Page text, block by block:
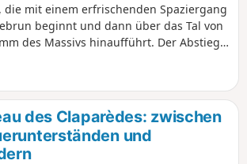
die mit einem erfrischenden Spaziergang
beginnt und dann über das Tal von
des Massivs hinaufführt. Der Abstieg
Landschaften sind wunderschön und
Wanderung begegnet man
aus einer Zeit, als dieses Massiv ein
der Ressourcen war. Am besten im
zu unternehmen.
des Claparèdes: zwischen
und